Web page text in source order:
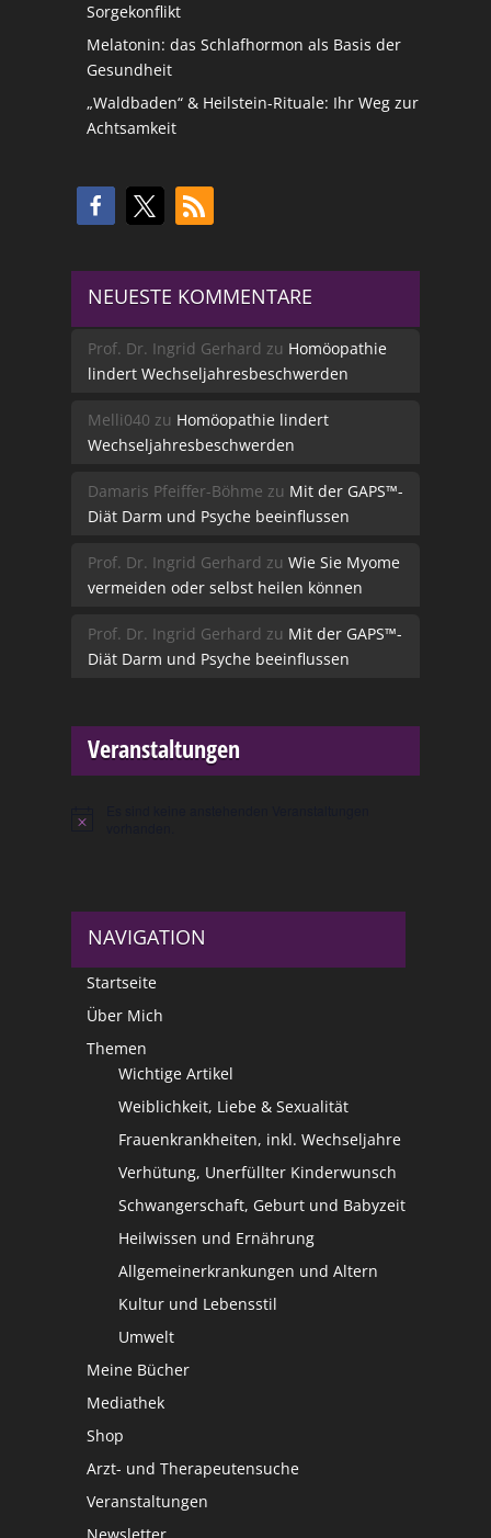
Sorgekonflikt
Melatonin: das Schlafhormon als Basis der
Gesundheit
„Waldbaden“ & Heilstein-Rituale: Ihr Weg zur
Achtsamkeit
NEUESTE KOMMENTARE
Prof. Dr. Ingrid Gerhard zu Homöopathie
lindert Wechseljahresbeschwerden
Melli040 zu Homöopathie lindert
Wechseljahresbeschwerden
Damaris Pfeiffer-Böhme zu Mit der GAPS™-
Diät Darm und Psyche beeinflussen
Prof. Dr. Ingrid Gerhard zu Wie Sie Myome
vermeiden oder selbst heilen können
Prof. Dr. Ingrid Gerhard zu Mit der GAPS™-
Diät Darm und Psyche beeinflussen
Veranstaltungen
Hinweis
NAVIGATION
Startseite
Über Mich
Themen
Wichtige Artikel
Weiblichkeit, Liebe & Sexualität
Frauenkrankheiten, inkl. Wechseljahre
Verhütung, Unerfüllter Kinderwunsch
Schwangerschaft, Geburt und Babyzeit
Heilwissen und Ernährung
Allgemeinerkrankungen und Altern
Kultur und Lebensstil
Umwelt
Meine Bücher
Mediathek
Shop
Arzt- und Therapeutensuche
Veranstaltungen